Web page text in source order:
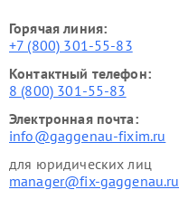
Горячая линия:
+7 (800) 301-55-83
Контактный телефон:
8 (800) 301-55-83
Электронная почта:
info@gaggenau-fixim.ru
для юридических лиц
manager@fix-gaggenau.ru